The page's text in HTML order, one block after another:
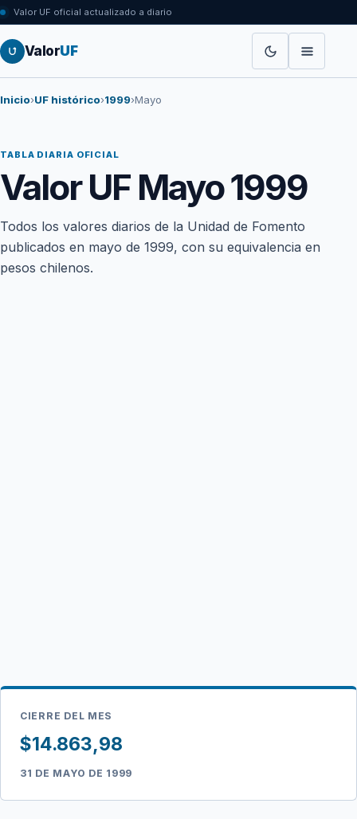
Valor UF oficial actualizado a diario
ValorUF
Inicio›UF histórico›1999›Mayo
TABLA DIARIA OFICIAL
Valor UF Mayo 1999
Todos los valores diarios de la Unidad de Fomento
publicados en mayo de 1999, con su equivalencia en
pesos chilenos.
CIERRE DEL MES
$14.863,98
31 DE MAYO DE 1999